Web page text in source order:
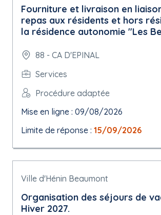
Fourniture et livraison en
repas aux résidents et hors
la résidence autonomie "Les
88 - CA D'EPINAL
Services
Procédure adaptée
Mise en ligne : 09/08/2026
Limite de réponse : 15/09/2026
Ville d'Hénin Beaumont
Organisation des séjours de
Hiver 2027.